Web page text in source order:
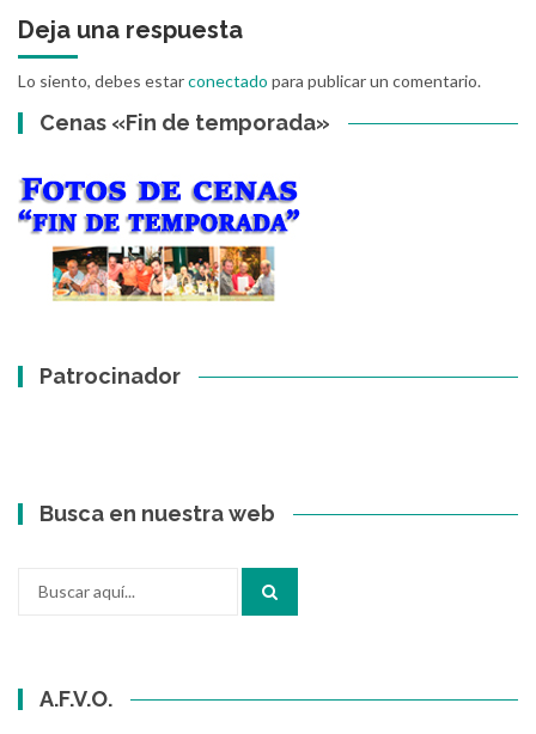
Deja una respuesta
Lo siento, debes estarconectado para publicar un comentario.
Cenas «Fin de temporada»
Patrocinador
Busca en nuestra web
A.F.V.O.